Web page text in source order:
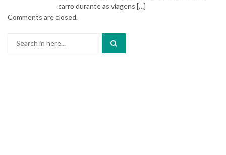
carro durante as viagens […]
Comments are closed.